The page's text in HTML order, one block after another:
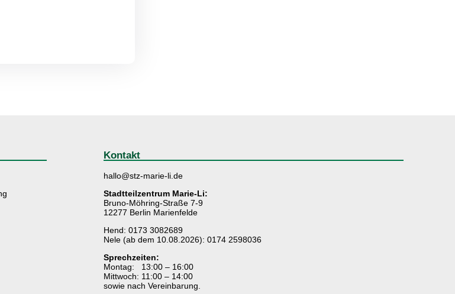
Kontakt
hallo@stz-marie-li.de
Stadtteilzentrum Marie-Li:
Bruno-Möhring-Straße 7-9
12277 Berlin Marienfelde
Hend: 0173 3082689
Nele (ab dem 10.08.2026): 0174 2598036
Sprechzeiten:
Montag: 13:00 – 16:00
Mittwoch: 11:00 – 14:00
sowie nach Vereinbarung.